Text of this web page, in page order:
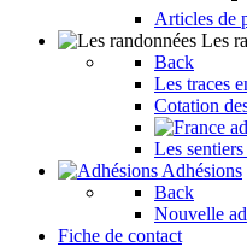
Articles de
Les
Back
Les traces
Cotation
Les
Adhésions
Back
Nouvelle
Fiche de contact